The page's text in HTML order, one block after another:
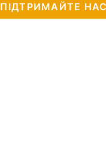
ПІДТРИМАЙТЕ НАС